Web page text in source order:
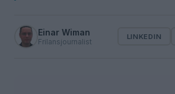
Einar Wiman
Frilansjournalist
LINKEDIN